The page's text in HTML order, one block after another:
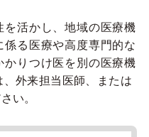
を活かし、地域の医療機
る医療や高度専門的な
かりつけ医を別の医療機
、外来担当医師、または
い。